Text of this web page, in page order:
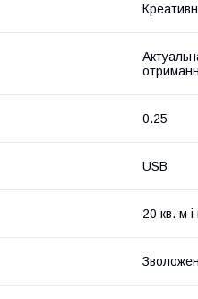
0.25
USB
20 кв. м